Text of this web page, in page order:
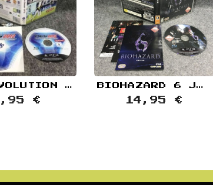
PRO EVOLUTION SOCCER 2012 SONY PLAYSTATION 3 PS3
€
BIOHAZARD 6 JAP SONY PLAYSTATION 3 PS3
14,95 €